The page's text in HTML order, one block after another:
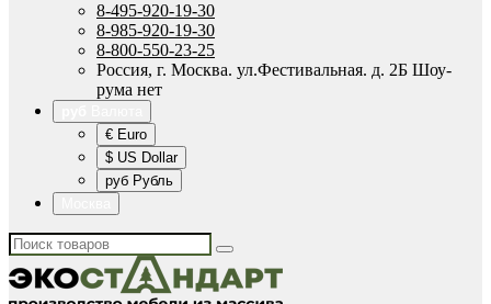
8-495-920-19-30
8-985-920-19-30
8-800-550-23-25
Россия, г. Москва. ул.Фестивальная. д. 2Б Шоу-
рума нет
€ Euro
$ US Dollar
руб Рубль